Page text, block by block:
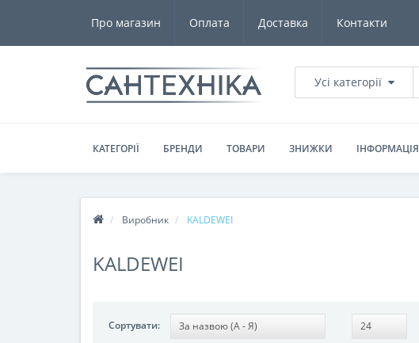
Про магазин Оплата Доставка Контакти
Усі категорії
КАТЕГОРІЇ БРЕНДИ ТОВАРИ ЗНИЖКИ ІНФОРМАЦІЯ
Виробник KALDEWEI
KALDEWEI
Сортувати: